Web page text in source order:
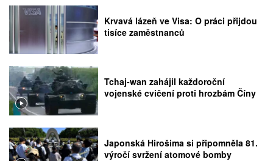
Krvavá lázeň ve Visa: O práci přijdou
tisíce zaměstnanců
Tchaj-wan zahájil každoroční
vojenské cvičení proti hrozbám Číny
Japonská Hirošima si připomněla 81.
výročí svržení atomové bomby